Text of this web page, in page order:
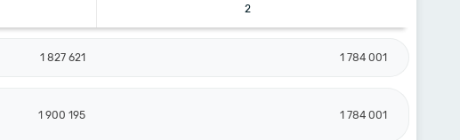
2
1 827 621 1 784 001
1 900 195 1 784 001